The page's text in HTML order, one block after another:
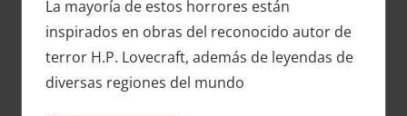
La mayoría de estos horrores están
inspirados en obras del reconocido autor de
terror H.P. Lovecraft, además de leyendas de
diversas regiones del mundo